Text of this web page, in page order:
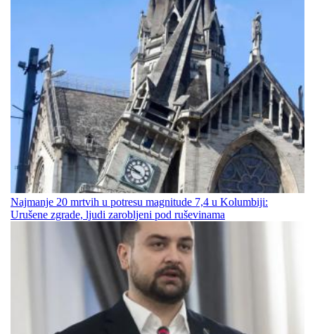
Najmanje 20 mrtvih u potresu magnitude 7,4 u Kolumbiji:
Urušene zgrade, ljudi zarobljeni pod ruševinama